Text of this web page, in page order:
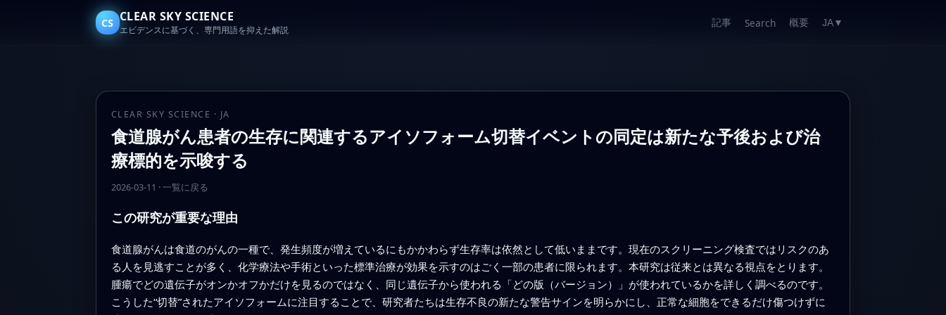
CS CLEAR SKY SCIENCE
エビデンスに基づく、専門用語を抑えた解説
記事 Search 概要 JA ▼
CLEAR SKY SCIENCE · JA
食道腺がん患者の生存に関連するアイソフォーム切替イベントの同定は新たな予後および治
療標的を示唆する
2026-03-11 · 一覧に戻る
この研究が重要な理由
食道腺がんは食道のがんの一種で、発生頻度が増えているにもかかわらず生存率は依然として低いままです。現在のスクリーニング検査ではリスクのあ
る人を見逃すことが多く、化学療法や手術といった標準治療が効果を示すのはごく一部の患者に限られます。本研究は従来とは異なる視点をとります。
腫瘍でどの遺伝子がオンかオフかだけを見るのではなく、同じ遺伝子から使われる「どの版（バージョン）」が使われているかを詳しく調べるのです。
こうした“切替”されたアイソフォームに注目することで、研究者たちは生存不良の新たな警告サインを明らかにし、正常な細胞をできるだけ傷つけずに